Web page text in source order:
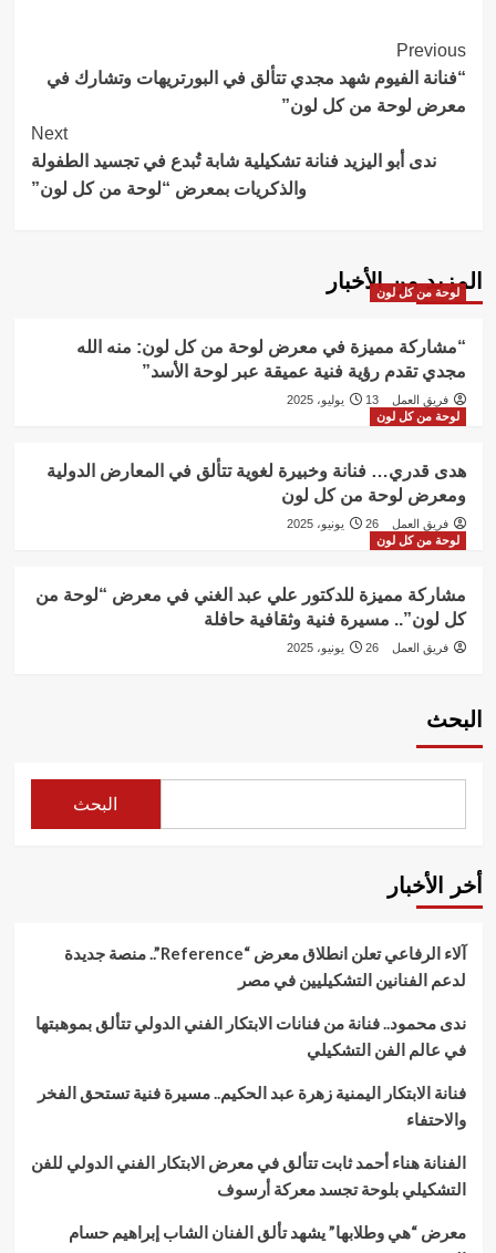
Post
Navigation
Previous
“فنانة الفيوم شهد مجدي تتألق في البورتريهات وتشارك في
معرض لوحة من كل لون”
Next
ندى أبو اليزيد فنانة تشكيلية شابة تُبدع في تجسيد الطفولة
والذكريات بمعرض “لوحة من كل لون”
المزيد من الأخبار
لوحة من كل لون
“مشاركة مميزة في معرض لوحة من كل لون: منه الله
مجدي تقدم رؤية فنية عميقة عبر لوحة الأسد”
فريق العمل
13 يوليو، 2025
لوحة من كل لون
هدى قدري… فنانة وخبيرة لغوية تتألق في المعارض الدولية
ومعرض لوحة من كل لون
فريق العمل
26 يونيو، 2025
لوحة من كل لون
مشاركة مميزة للدكتور علي عبد الغني في معرض “لوحة من
كل لون”.. مسيرة فنية وثقافية حافلة
فريق العمل 26 يونيو، 2025
البحث
البحث
أخر الأخبار
آلاء الرفاعي تعلن انطلاق معرض “Reference”.. منصة جديدة
لدعم الفنانين التشكيليين في مصر
ندى محمود.. فنانة من فنانات الابتكار الفني الدولي تتألق بموهبتها
في عالم الفن التشكيلي
فنانة الابتكار اليمنية زهرة عبد الحكيم.. مسيرة فنية تستحق الفخر
والاحتفاء
الفنانة هناء أحمد ثابت تتألق في معرض الابتكار الفني الدولي للفن
التشكيلي بلوحة تجسد معركة أرسوف
معرض “هي وطلابها” يشهد تألق الفنان الشاب إبراهيم حسام